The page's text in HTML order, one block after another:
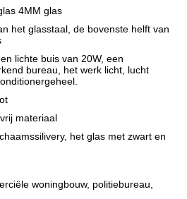
4MM glas
het glasstaal, de bovenste helft van
lichte buis van 20W, een
bureau, het werk licht, lucht
materiaal
het glas met zwart en
woningbouw, politiebureau,